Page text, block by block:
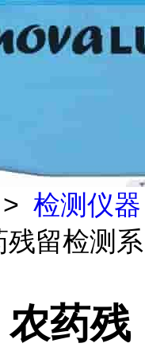
> 检测仪器
留检测系
药残